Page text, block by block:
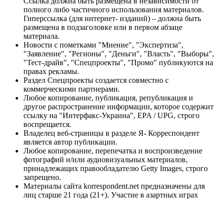
полного либо частичного использования материалов.
Гиперссылка (для интернет- изданий) – должна быть
размещена в подзаголовке или в первом абзаце
материала.
Новости с пометками "Мнение", "Экспертиза",
"Заявление", "Регионы", "Деньги", "Власть", "Выборы",
"Тест-драйв", "Спецпроекты", "Промо" публикуются на
правах рекламы.
Раздел Спецпроекты создается совместно с
коммерческими партнерами.
Любое копирование, публикация, републикация и
другое распространение информации, которое содержит
ссылку на "Интерфакс-Украина", EPA / UPG, строго
воспрещается.
Владелец веб-страницы в разделе Я- Корреспондент
является автор публикации.
Любое копирование, перепечатка и воспроизведение
фотографий и/или аудиовизуальных материалов,
принадлежащих правообладателю Getty Images, строго
запрещено.
Материалы сайта korrespondent.net предназначены для
лиц старше 21 года (21+). Участие в азартных играх